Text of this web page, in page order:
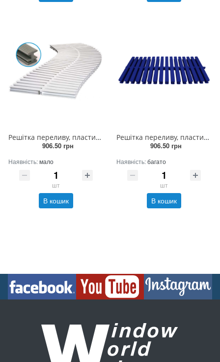
Решітка переливу, пластик ПП, ширина 19,5 см, сіра, Acqua Source
906.50 грн
Наявність:мало
шт
В кошик
Решітка переливу, пластик ПП, ширина 19,5 см, синя, Acqua Source
906.50 грн
Наявність:багато
шт
В кошик